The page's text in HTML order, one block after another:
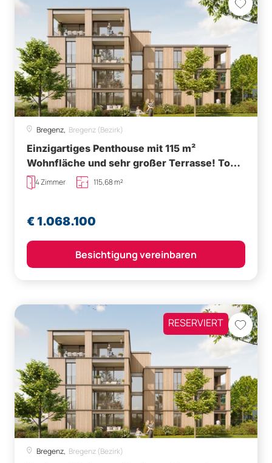
Bregenz, Bregenz (Bezirk)
Einzigartiges Penthouse mit 115 m²
Wohnfläche und sehr großer Terrasse! Top
204 Zimmer 115,68 m²
€ 1.068.100
Besichtigung vereinbaren
RESERVIERT
Bregenz, Bregenz (Bezirk)